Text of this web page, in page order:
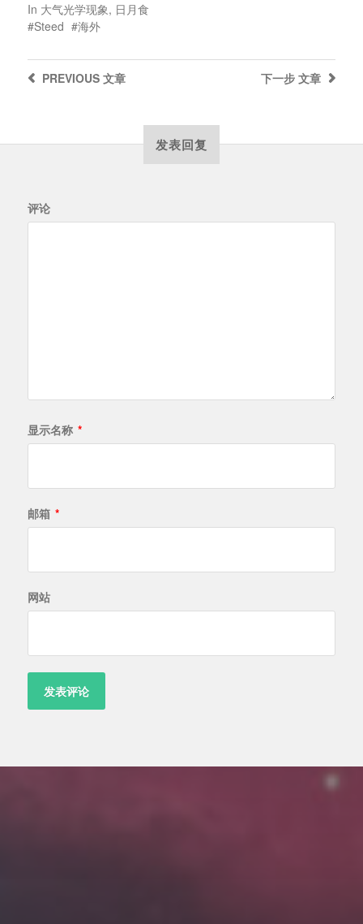
In 大气光学现象, 日月食
Steed
海外
下一步 文章
PREVIOUS文章
发表回复
评论
显示名称 *
邮箱 *
网站